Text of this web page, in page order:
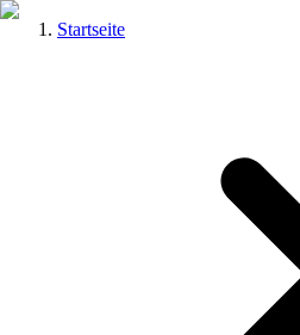
Startseite